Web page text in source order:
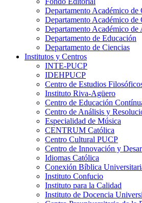
Departamento Académico de
Departamento Académico de
Departamento Académico de
Departamento de Educación
Departamento de Ciencias
Institutos y Centros
INTE-PUCP
IDEHPUCP
Centro de Estudios
Instituto Riva-Agüero
Centro de Educación
Centro de Análisis y
Especialidad de Música
CENTRUM Católica
Centro Cultural PUCP
Centro de Innovación y
Idiomas Católica
Conexión Bíblica
Instituto Confucio
Instituto para la Calidad
Instituto de Docencia